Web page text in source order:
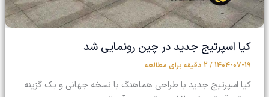
کیا اسپرتیج جدید در چین رونمایی شد
1404-07-19
/ 2 دقیقه برای مطالعه
کیا اسپرتیج جدید با طراحی هماهنگ با نسخه جهانی و یک گزینه